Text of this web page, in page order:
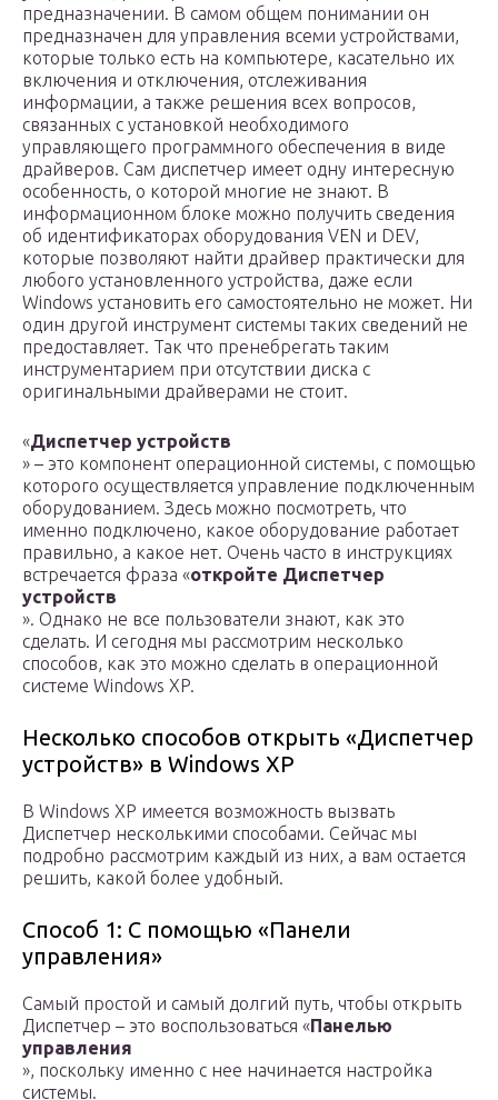
предназначении. В самом общем понимании он
предназначен для управления всеми устройствами,
которые только есть на компьютере, касательно их
включения и отключения, отслеживания
информации, а также решения всех вопросов,
связанных с установкой необходимого
управляющего программного обеспечения в виде
драйверов. Сам диспетчер имеет одну интересную
особенность, о которой многие не знают. В
информационном блоке можно получить сведения
об идентификаторах оборудования VEN и DEV,
которые позволяют найти драйвер практически для
любого установленного устройства, даже если
Windows установить его самостоятельно не может. Ни
один другой инструмент системы таких сведений не
предоставляет. Так что пренебрегать таким
инструментарием при отсутствии диска с
оригинальными драйверами не стоит.
«Диспетчер устройств
» – это компонент операционной системы, с помощью
которого осуществляется управление подключенным
оборудованием. Здесь можно посмотреть, что
именно подключено, какое оборудование работает
правильно, а какое нет. Очень часто в инструкциях
встречается фраза «откройте Диспетчер
устройств
». Однако не все пользователи знают, как это
сделать. И сегодня мы рассмотрим несколько
способов, как это можно сделать в операционной
системе Windows XP.
Несколько способов открыть «Диспетчер
устройств» в Windows XP
В Windows XP имеется возможность вызвать
Диспетчер несколькими способами. Сейчас мы
подробно рассмотрим каждый из них, а вам остается
решить, какой более удобный.
Способ 1: С помощью «Панели
управления»
Самый простой и самый долгий путь, чтобы открыть
Диспетчер – это воспользоваться «Панелью
управления
», поскольку именно с нее начинается настройка
системы.